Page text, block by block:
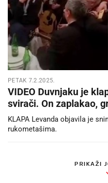
PETAK 7.2.2025.
VIDEO Duvnjaku je
svirači. On zaplakao,
KLAPA Levanda objavila je
rukometašima.
PRIKAŽI